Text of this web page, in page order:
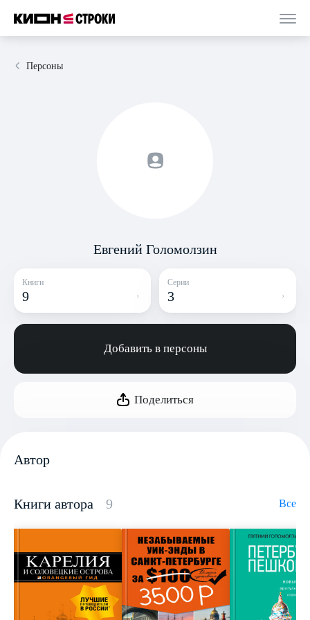
Персоны
Евгений Голомолзин
Книги
9
Серии
3
Добавить в персоны
Поделиться
Автор
Книги автора 9 Все